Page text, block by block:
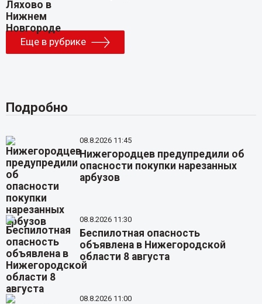
Еще в рубрике
Подробно
08.8.2026 11:45
Нижегородцев предупредили об
опасности покупки нарезанных
арбузов
08.8.2026 11:30
Беспилотная опасность
объявлена в Нижегородской
области 8 августа
08.8.2026 11:00